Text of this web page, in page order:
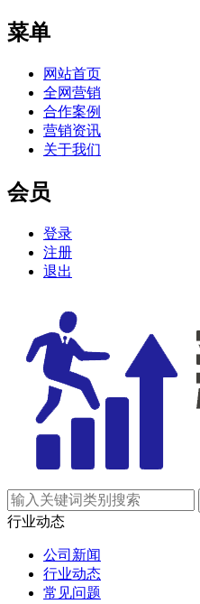
菜单
网站首页
全网营销
合作案例
营销资讯
关于我们
会员
登录
注册
退出
行业动态
公司新闻
行业动态
常见问题